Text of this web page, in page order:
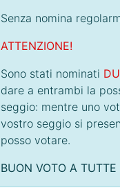
Senza nomina
ATTENZIONE!
Sono stati nominati
dare a entrambi la
seggio: mentre uno
vostro seggio si
posso votare.
BUON VOTO A TUTTE